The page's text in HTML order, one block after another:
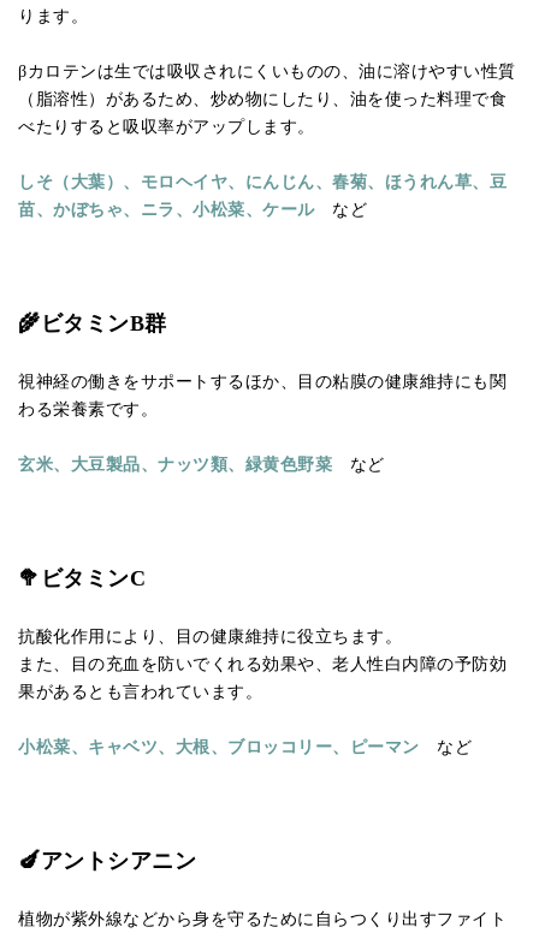
ります。
βカロテンは生では吸収されにくいものの、油に溶けやすい性質
（脂溶性）があるため、炒め物にしたり、油を使った料理で食
べたりすると吸収率がアップします。
しそ（大葉）、モロヘイヤ、にんじん、春菊、ほうれん草、豆
苗、かぼちゃ、ニラ、小松菜、ケールなど
🌾ビタミンB群
視神経の働きをサポートするほか、目の粘膜の健康維持にも関
わる栄養素です。
玄米、大豆製品、ナッツ類、緑黄色野菜 など
🥦ビタミンC
抗酸化作用により、目の健康維持に役立ちます。
また、目の充血を防いでくれる効果や、老人性白内障の予防効
果があるとも言われています。
小松菜、キャベツ、大根、ブロッコリー、ピーマン など
🍆アントシアニン
植物が紫外線などから身を守るために自らつくり出すファイト